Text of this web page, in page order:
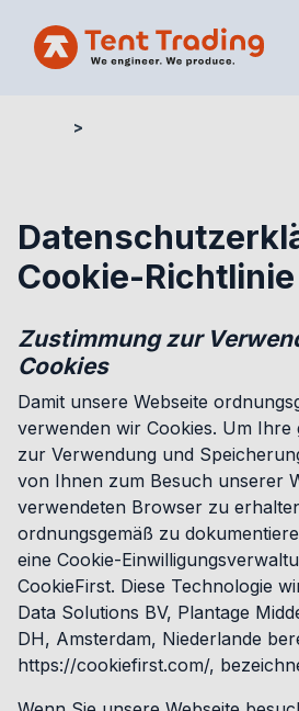
Cookie-Richtlinie
Zustimmung zur
Cookies
Damit unsere Webseite
verwenden wir Cookies. Um Ihre
zur Verwendung und
von Ihnen zum Besuch unserer
verwendeten Browser zu
ordnungsgemäß zu
eine Cookie-
CookieFirst. Diese Technologie
Data Solutions BV, Plantage
DH, Amsterdam, Niederlande
https://cookiefirst.com/,